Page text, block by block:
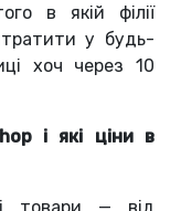
в якій філії
у будь-
хоч через 10
і які ціни в
товари — від